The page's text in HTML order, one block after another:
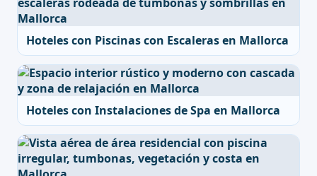
Hoteles con Piscinas con Escaleras en Mallorca
Hoteles con Instalaciones de Spa en Mallorca